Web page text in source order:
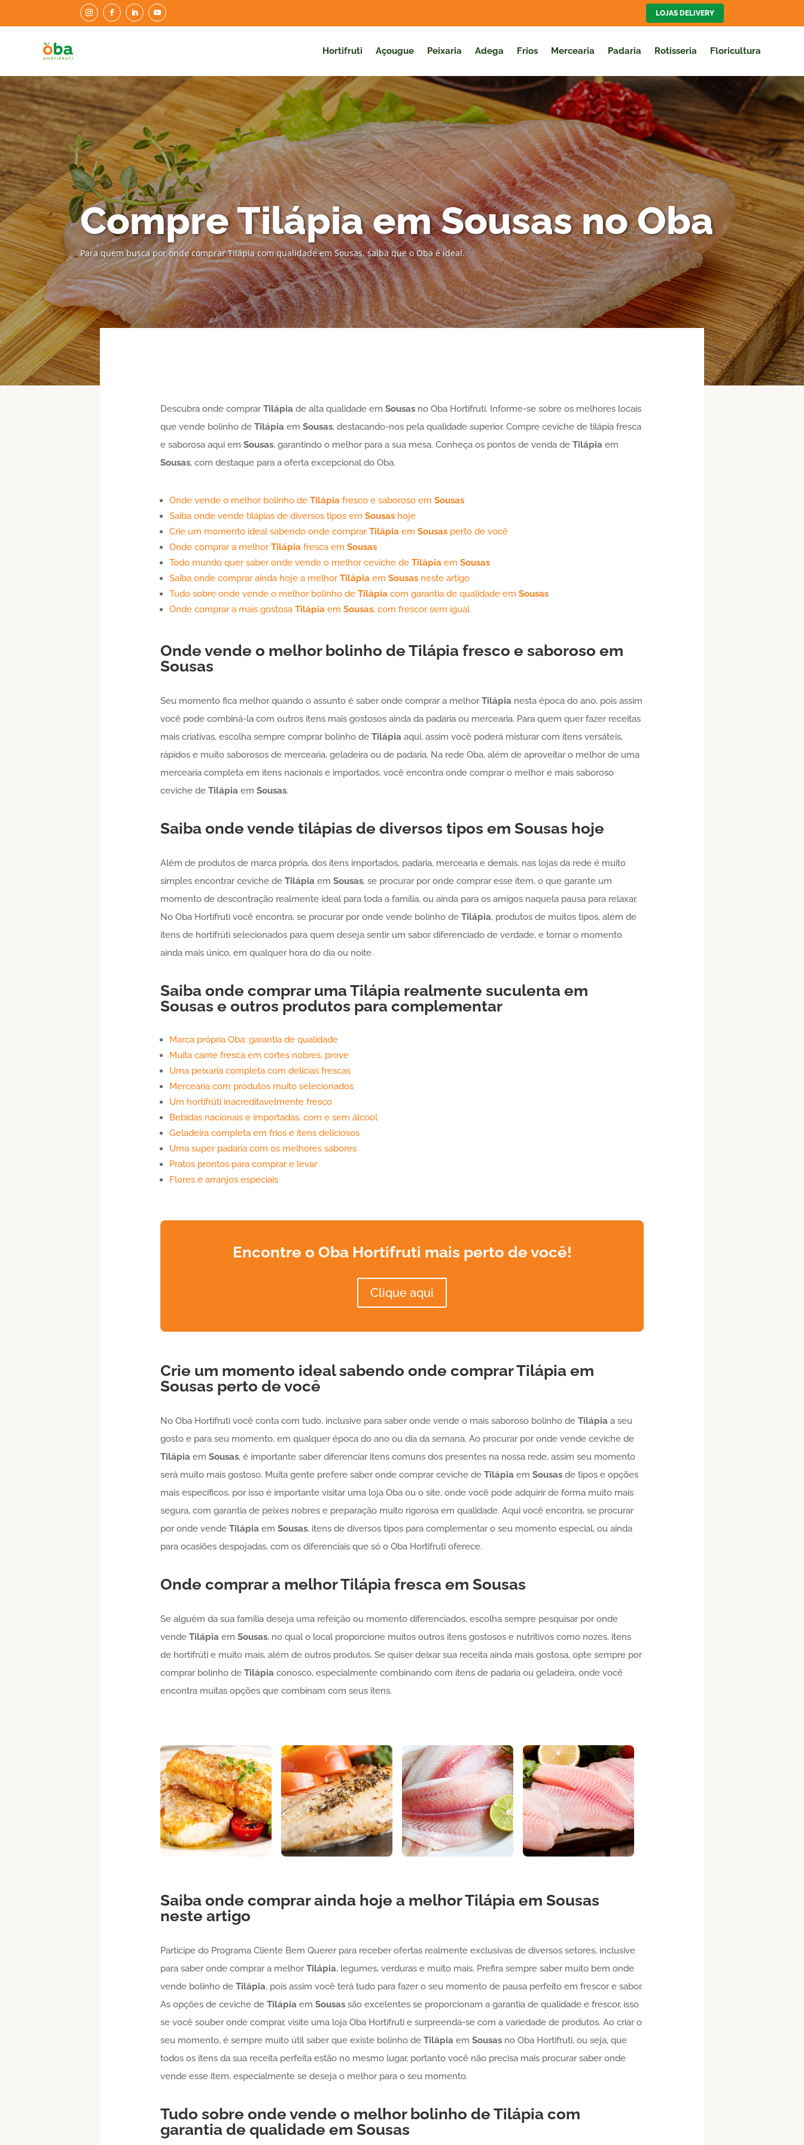
LOJAS DELIVERY
Hortifruti Açougue Peixaria Adega Frios Mercearia Padaria Rotisseria Floricultura
Compre Tilápia em Sousas no Oba
Para quem busca por onde comprar Tilápia com qualidade em Sousas, saiba que o Oba é ideal.
Descubra onde comprarTilápia de alta qualidade em Sousasno Oba Hortifruti. Informe-se sobre os melhores locais
que vende bolinho de Tilápia em Sousas, destacando-nos pela qualidade superior. Compre ceviche de tilápia fresca
e saborosa aqui em Sousas, garantindo o melhor para a sua mesa. Conheça os pontos de venda de Tilápia em
Sousas, com destaque para a oferta excepcional do Oba.
Onde vende o melhor bolinho de Tilápiafresco e saboroso em Sousas
Saiba onde vende tilápias de diversos tipos em Sousashoje
Crie um momento ideal sabendo onde comprarTilápiaem Sousasperto de você
Onde comprar a melhorTilápiafresca em Sousas
Todo mundo quer saber onde vende o melhor ceviche de Tilápiaem Sousas
Saiba onde comprar ainda hoje a melhorTilápiaem Sousasneste artigo
Tudo sobre onde vende o melhor bolinho de Tilápiacom garantia de qualidade em Sousas
Onde comprar a mais gostosa Tilápiaem Sousas, com frescor sem igual
Onde vende o melhor bolinho de Tilápia fresco e saboroso em
Sousas
Seu momento fica melhor quando o assunto é saber onde comprar a melhorTilápia nesta época do ano, pois assim
você pode combiná-la com outros itens mais gostosos ainda da padaria ou mercearia. Para quem quer fazer receitas
mais criativas, escolha sempre comprar bolinho de Tilápia aqui, assim você poderá misturar com itens versáteis,
rápidos e muito saborosos de mercearia, geladeira ou de padaria. Na rede Oba, além de aproveitar o melhor de uma
mercearia completa em itens nacionais e importados, você encontra onde comprar o melhor e mais saboroso
ceviche de Tilápia em Sousas.
Saiba onde vende tilápias de diversos tipos em Sousas hoje
Além de produtos de marca própria, dos itens importados, padaria, mercearia e demais, nas lojas da rede é muito
simples encontrar ceviche de Tilápia em Sousas, se procurar por onde comprar esse item, o que garante um
momento de descontração realmente ideal para toda a família, ou ainda para os amigos naquela pausa para relaxar.
No Oba Hortifruti você encontra, se procurar por onde vende bolinho de Tilápia, produtos de muitos tipos, além de
itens de hortifrúti selecionados para quem deseja sentir um sabor diferenciado de verdade, e tornar o momento
ainda mais único, em qualquer hora do dia ou noite.
Saiba onde comprar uma Tilápia realmente suculenta em
Sousas e outros produtos para complementar
Marca própria Oba: garantia de qualidade
Muita carne fresca em cortes nobres, prove
Uma peixaria completa com delícias frescas
Mercearia com produtos muito selecionados
Um hortifrúti inacreditavelmente fresco
Bebidas nacionais e importadas, com e sem álcool
Geladeira completa em frios e itens deliciosos
Uma super padaria com os melhores sabores
Pratos prontos para comprar e levar
Flores e arranjos especiais
Encontre o Oba Hortifruti mais perto de você!
Clique aqui
Crie um momento ideal sabendo onde comprarTilápia em
Sousas perto de você
No Oba Hortifruti você conta com tudo, inclusive para saber onde vende o mais saboroso bolinho de Tilápia a seu
gosto e para seu momento, em qualquer época do ano ou dia da semana. Ao procurar por onde vende ceviche de
Tilápia em Sousas, é importante saber diferenciar itens comuns dos presentes na nossa rede, assim seu momento
será muito mais gostoso. Muita gente prefere saber onde comprar ceviche de Tilápia em Sousasde tipos e opções
mais específicos, por isso é importante visitar uma loja Oba ou o site, onde você pode adquirir de forma muito mais
segura, com garantia de peixes nobres e preparação muito rigorosa em qualidade. Aqui você encontra, se procurar
por onde vende Tilápia em Sousas, itens de diversos tipos para complementar o seu momento especial, ou ainda
para ocasiões despojadas, com os diferenciais que só o Oba Hortifruti oferece.
Onde comprar a melhorTilápia fresca em Sousas
Se alguém da sua família deseja uma refeição ou momento diferenciados, escolha sempre pesquisar por onde
vende Tilápia em Sousas, no qual o local proporcione muitos outros itens gostosos e nutritivos como nozes, itens
de hortifrúti e muito mais, além de outros produtos. Se quiser deixar sua receita ainda mais gostosa, opte sempre por
comprar bolinho de Tilápia conosco, especialmente combinando com itens de padaria ou geladeira, onde você
encontra muitas opções que combinam com seus itens.
Saiba onde comprar ainda hoje a melhorTilápia em Sousas
neste artigo
Participe do Programa Cliente Bem Querer para receber ofertas realmente exclusivas de diversos setores, inclusive
para saber onde comprar a melhorTilápia, legumes, verduras e muito mais. Prefira sempre saber muito bem onde
vende bolinho de Tilápia, pois assim você terá tudo para fazer o seu momento de pausa perfeito em frescor e sabor.
As opções de ceviche de Tilápia em Sousassão excelentes se proporcionam a garantia de qualidade e frescor, isso
se você souber onde comprar, visite uma loja Oba Hortifruti e surpreenda-se com a variedade de produtos. Ao criar o
seu momento, é sempre muito útil saber que existe bolinho de Tilápia em Sousasno Oba Hortifruti, ou seja, que
todos os itens da sua receita perfeita estão no mesmo lugar, portanto você não precisa mais procurar saber onde
vende esse item, especialmente se deseja o melhor para o seu momento.
Tudo sobre onde vende o melhor bolinho de Tilápia com
garantia de qualidade em Sousas